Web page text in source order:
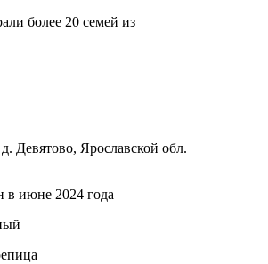
более 20 семей из
Девятово, Ярославской обл.
в июне 2024 года